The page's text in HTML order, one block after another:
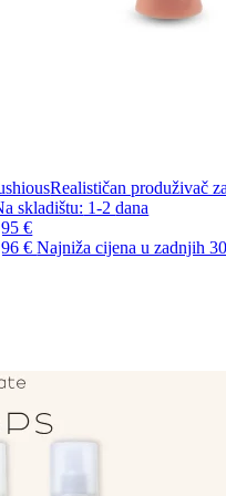
Realističan produživač
skladištu: 1-2dana
€
€Najniža cijena u zadnjih